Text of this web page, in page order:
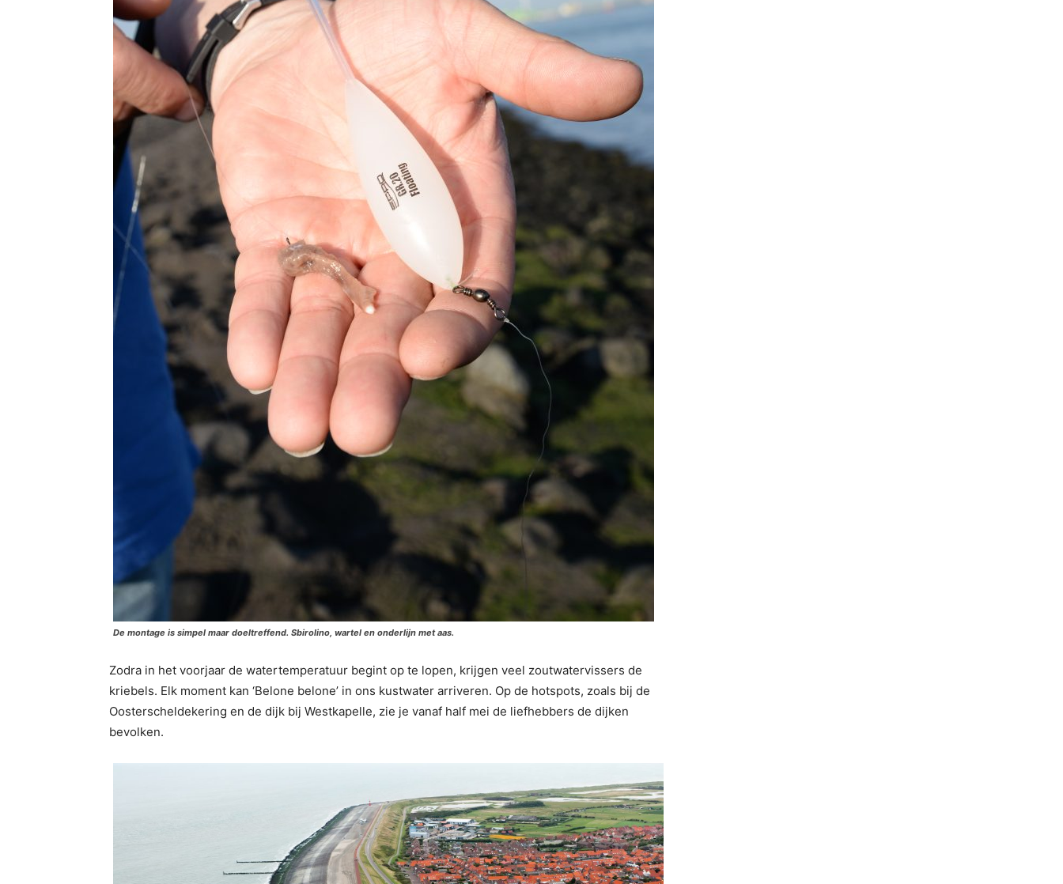
De montage is simpel maar doeltreffend. Sbirolino, wartel en onderlijn met aas.
Zodra in het voorjaar de watertemperatuur begint op te lopen, krijgen veel zoutwatervissers de
kriebels. Elk moment kan ‘Belone belone’ in ons kustwater arriveren. Op de hotspots, zoals bij de
Oosterscheldekering en de dijk bij Westkapelle, zie je vanaf half mei de liefhebbers de dijken
bevolken.